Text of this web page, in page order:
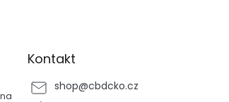
která vydrží. Účinky,
Kontakt
shop@cbdcko.cz